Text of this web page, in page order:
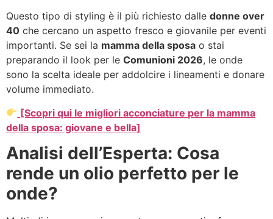
Questo tipo di styling è il più richiesto dalle donne over
40 che cercano un aspetto fresco e giovanile per eventi
importanti. Se sei la mamma della sposa o stai
preparando il look per le Comunioni 2026, le onde
sono la scelta ideale per addolcire i lineamenti e donare
volume immediato.
[Scopri qui le migliori acconciature per la mamma
della sposa: giovane e bella]
Analisi dell’Esperta: Cosa
rende un olio perfetto per le
onde?